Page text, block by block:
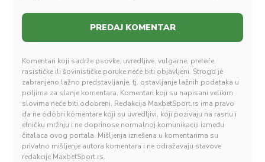
Komentari koji sadrže psovke, uvredljive, vulgarne, preteće,
rasističke ili šovinističke poruke neće biti objavljeni. Strogo je
zabranjeno lažno predstavljanje, tj. ostavljanje lažnih podataka u
poljima za slanje komentara. Komentari koji su napisani velikim
slovima neće biti odobreni. Redakcija MaxbetSport.rs ima pravo
da ne odobri komentare koji su uvredljivi, koji pozivaju na rasnu i
etničku mržnju i ne doprinose normalnoj komunikaciji između
čitalaca ovog portala. Mišljenja iznešena u komentarima su
privatno mišljenje autora komentara i ne odražavaju stavove
redakcije MaxbetSport.rs.